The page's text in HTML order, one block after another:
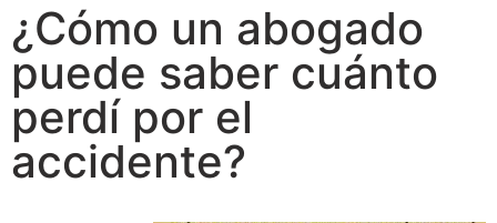
¿Cómo un abogado
puede saber cuánto
perdí por el
accidente?